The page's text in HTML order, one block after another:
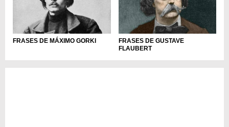
FRASES DE MÁXIMO GORKI
FRASES DE GUSTAVE
FLAUBERT